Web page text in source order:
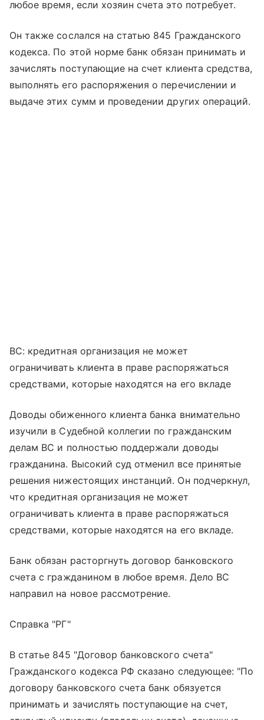
любое время, если хозяин счета это потребует.
Он также сослался на статью 845 Гражданского
кодекса. По этой норме банк обязан принимать и
зачислять поступающие на счет клиента средства,
выполнять его распоряжения о перечислении и
выдаче этих сумм и проведении других операций.
ВС: кредитная организация не может
ограничивать клиента в праве распоряжаться
средствами, которые находятся на его вкладе
Доводы обиженного клиента банка внимательно
изучили в Судебной коллегии по гражданским
делам ВС и полностью поддержали доводы
гражданина. Высокий суд отменил все принятые
решения нижестоящих инстанций. Он подчеркнул,
что кредитная организация не может
ограничивать клиента в праве распоряжаться
средствами, которые находятся на его вкладе.
Банк обязан расторгнуть договор банковского
счета с гражданином в любое время. Дело ВС
направил на новое рассмотрение.
Справка "РГ"
В статье 845 "Договор банковского счета"
Гражданского кодекса РФ сказано следующее: "По
договору банковского счета банк обязуется
принимать и зачислять поступающие на счет,